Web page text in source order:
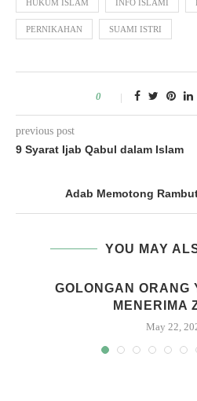
HUKUM ISLAM INFO ISLAMI
PERNIKAHAN SUAMI ISTRI
0
previous post
9 Syarat Ijab Qabul dalam Islam
Adab Memotong
YOU MAY
GOLONGAN ORANG
MENERIMA
May 22,